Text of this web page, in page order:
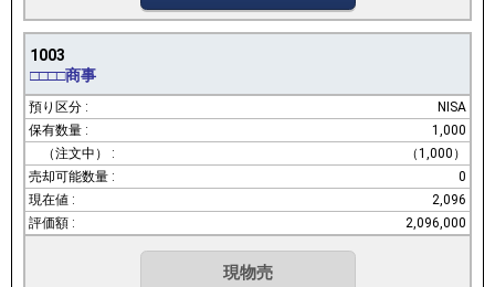
1003
□□□□商事
NISA
1,000
（1,000）
0
2,096
2,096,000
現物売